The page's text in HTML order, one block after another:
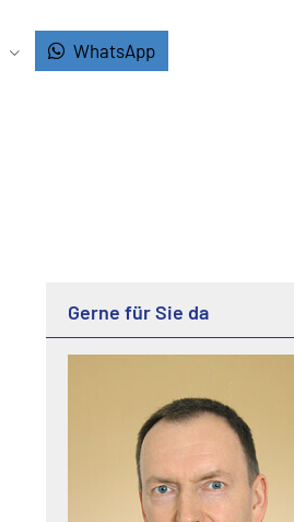
WhatsApp
Gerne für Sie da